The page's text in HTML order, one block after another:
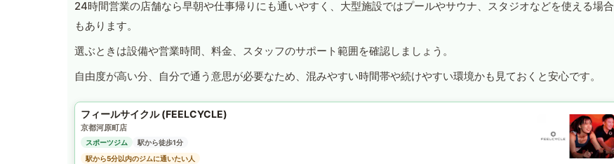
24時間営業の店舗なら早朝や仕事帰りにも通いやすく、大型施設ではプールやサウナ、スタジオなどを使える場合
もあります。
選ぶときは設備や営業時間、料金、スタッフのサポート範囲を確認しましょう。
自由度が高い分、自分で通う意思が必要なため、混みやすい時間帯や続けやすい環境かも見ておくと安心です。
フィールサイクル (FEELCYCLE)
京都河原町店
スポーツジム
駅から徒歩1分
駅から5分以内のジムに通いたい人